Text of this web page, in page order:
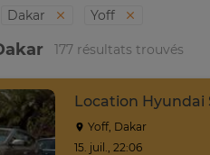
Dakar Yoff
177 résultats trouvés
Location Hyundai
Yoff, Dakar
15. juil., 22:06